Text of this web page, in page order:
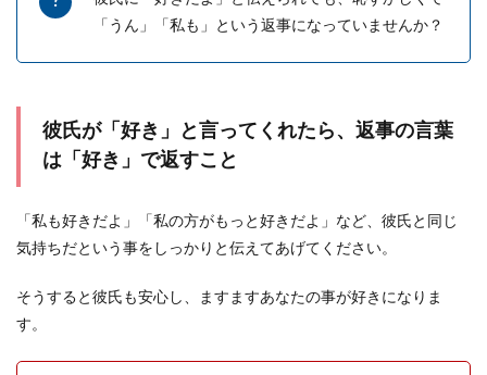
「うん」「私も」という返事になっていませんか？
彼氏が「好き」と言ってくれたら、返事の言葉
は「好き」で返すこと
「私も好きだよ」「私の方がもっと好きだよ」など、彼氏と同じ
気持ちだという事をしっかりと伝えてあげてください。
そうすると彼氏も安心し、ますますあなたの事が好きになりま
す。